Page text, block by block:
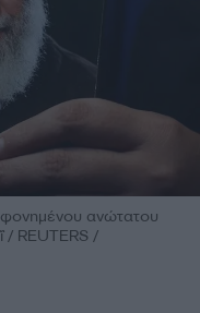
ανώτατου
/ REUTERS /